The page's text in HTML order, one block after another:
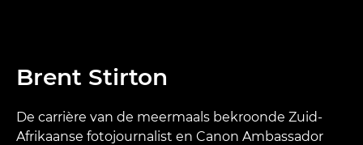
Brent Stirton
De carrière van de meermaals bekroonde Zuid-
Afrikaanse fotojournalist en Canon Ambassador